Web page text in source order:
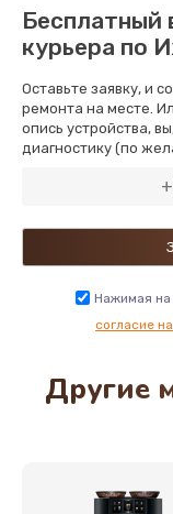
Бесплатный
курьера по
Оставьте заявку, и
ремонта на месте.
опись устройства,
диагностику (по
Нажимая на
согласие
Другие